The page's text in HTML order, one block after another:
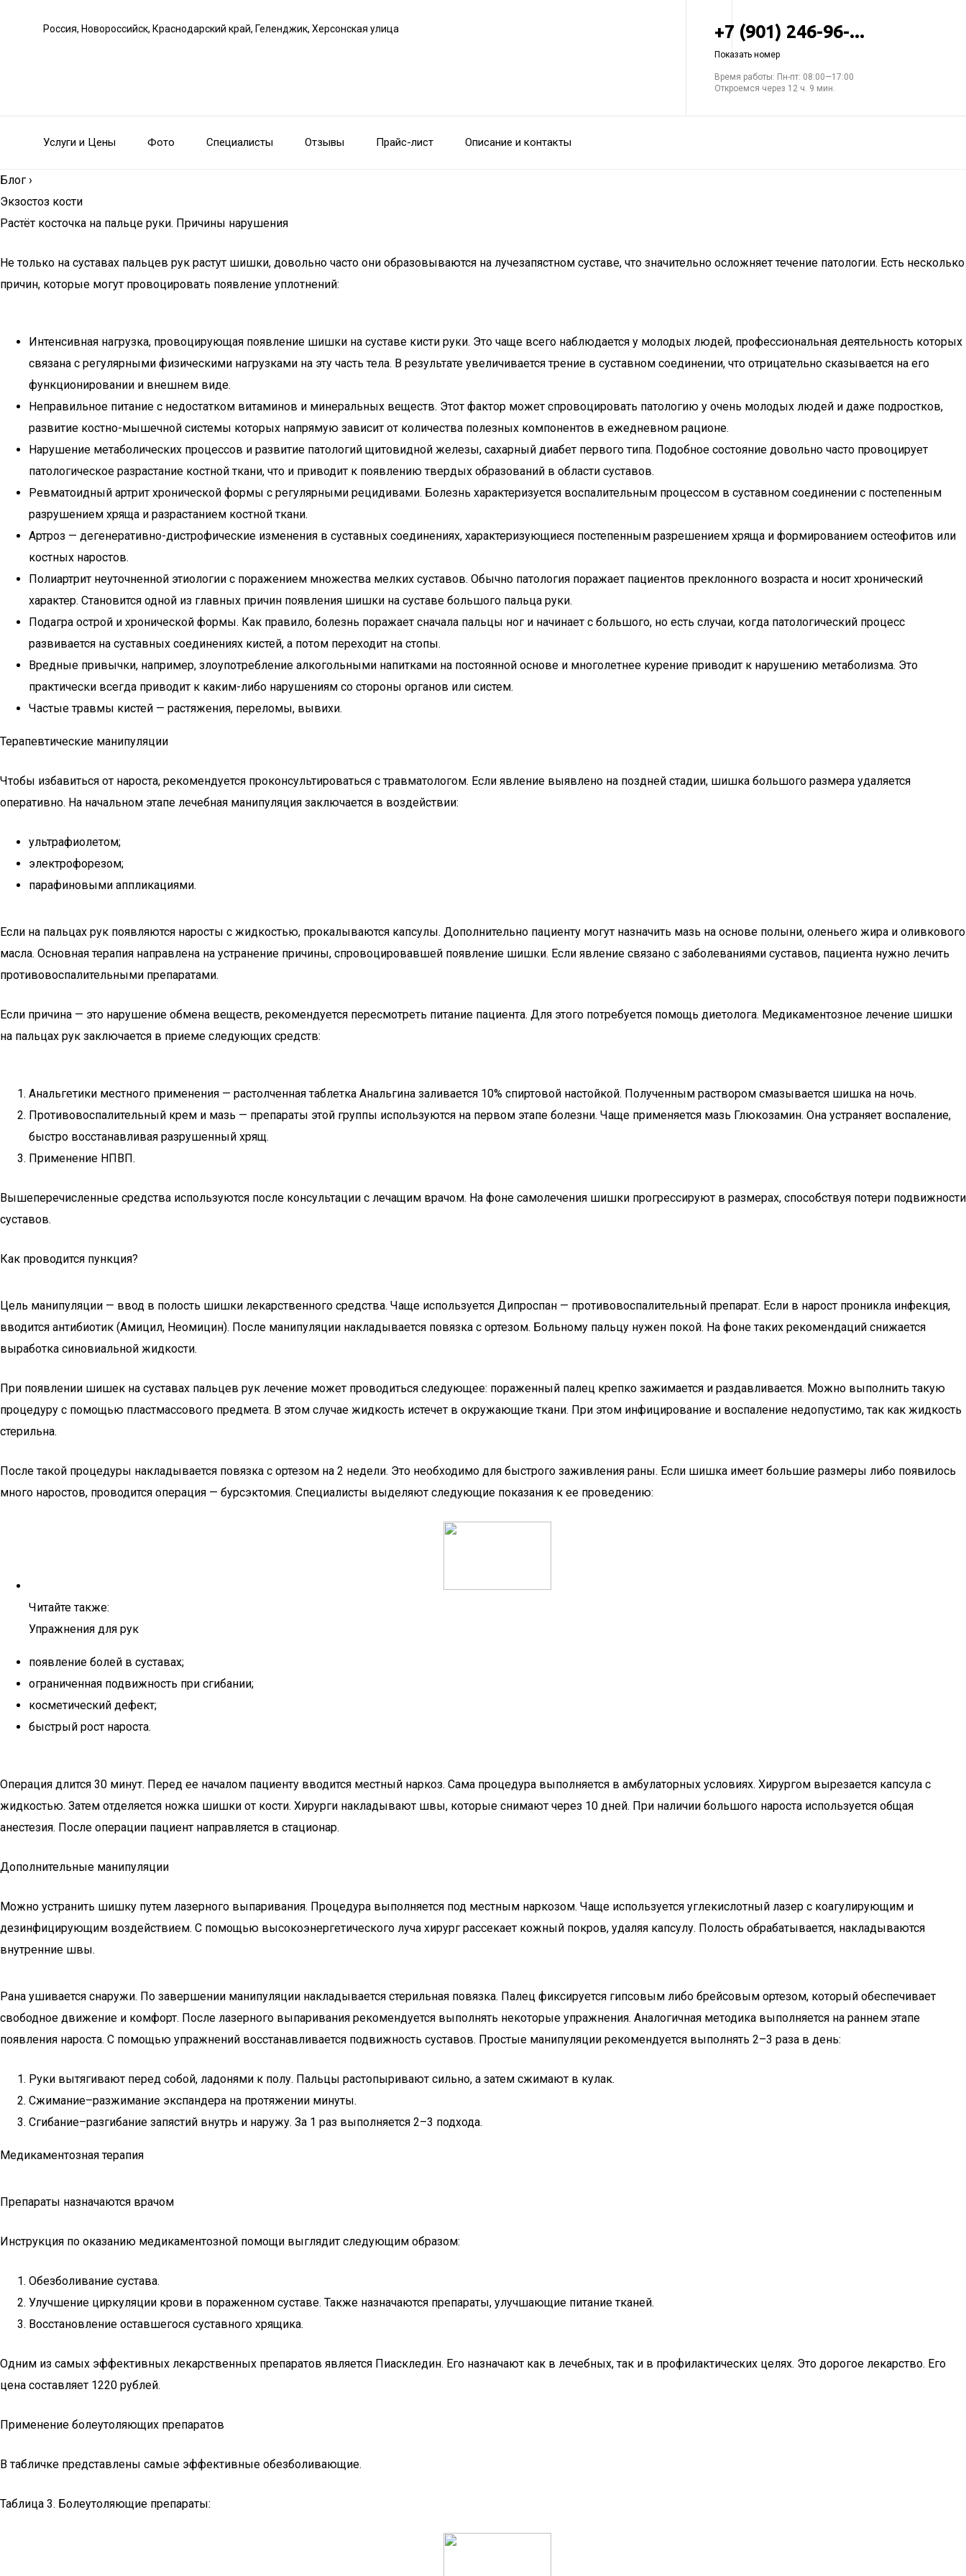
Россия, Новороссийск, Краснодарский край, Геленджик, Херсонская улица +7 (901) 246-96-...
Показать номер
Время работы: Пн-пт: 08:00—17:00
Откроемся через 12 ч. 9 мин.
Услуги и Цены Фото Специалисты Отзывы Прайс-лист Описание и контакты
Блог ›
Экзостоз кости
Растёт косточка на пальце руки. Причины нарушения
Не только на суставах пальцев рук растут шишки, довольно часто они образовываются на лучезапястном суставе, что значительно осложняет течение патологии. Есть несколько
причин, которые могут провоцировать появление уплотнений:
Интенсивная нагрузка, провоцирующая появление шишки на суставе кисти руки. Это чаще всего наблюдается у молодых людей, профессиональная деятельность которых
связана с регулярными физическими нагрузками на эту часть тела. В результате увеличивается трение в суставном соединении, что отрицательно сказывается на его
функционировании и внешнем виде.
Неправильное питание с недостатком витаминов и минеральных веществ. Этот фактор может спровоцировать патологию у очень молодых людей и даже подростков,
развитие костно-мышечной системы которых напрямую зависит от количества полезных компонентов в ежедневном рационе.
Нарушение метаболических процессов и развитие патологий щитовидной железы, сахарный диабет первого типа. Подобное состояние довольно часто провоцирует
патологическое разрастание костной ткани, что и приводит к появлению твердых образований в области суставов.
Ревматоидный артрит хронической формы с регулярными рецидивами. Болезнь характеризуется воспалительным процессом в суставном соединении с постепенным
разрушением хряща и разрастанием костной ткани.
Артроз — дегенеративно-дистрофические изменения в суставных соединениях, характеризующиеся постепенным разрешением хряща и формированием остеофитов или
костных наростов.
Полиартрит неуточненной этиологии с поражением множества мелких суставов. Обычно патология поражает пациентов преклонного возраста и носит хронический
характер. Становится одной из главных причин появления шишки на суставе большого пальца руки.
Подагра острой и хронической формы. Как правило, болезнь поражает сначала пальцы ног и начинает с большого, но есть случаи, когда патологический процесс
развивается на суставных соединениях кистей, а потом переходит на стопы.
Вредные привычки, например, злоупотребление алкогольными напитками на постоянной основе и многолетнее курение приводит к нарушению метаболизма. Это
практически всегда приводит к каким-либо нарушениям со стороны органов или систем.
Частые травмы кистей — растяжения, переломы, вывихи.
Терапевтические манипуляции
Чтобы избавиться от нароста, рекомендуется проконсультироваться с травматологом. Если явление выявлено на поздней стадии, шишка большого размера удаляется
оперативно. На начальном этапе лечебная манипуляция заключается в воздействии:
ультрафиолетом;
электрофорезом;
парафиновыми аппликациями.
Если на пальцах рук появляются наросты с жидкостью, прокалываются капсулы. Дополнительно пациенту могут назначить мазь на основе полыни, оленьего жира и оливкового
масла. Основная терапия направлена на устранение причины, спровоцировавшей появление шишки. Если явление связано с заболеваниями суставов, пациента нужно лечить
противовоспалительными препаратами.
Если причина — это нарушение обмена веществ, рекомендуется пересмотреть питание пациента. Для этого потребуется помощь диетолога. Медикаментозное лечение шишки
на пальцах рук заключается в приеме следующих средств:
Анальгетики местного применения — растолченная таблетка Анальгина заливается 10% спиртовой настойкой. Полученным раствором смазывается шишка на ночь.
Противовоспалительный крем и мазь — препараты этой группы используются на первом этапе болезни. Чаще применяется мазь Глюкозамин. Она устраняет воспаление,
быстро восстанавливая разрушенный хрящ.
Применение НПВП.
Вышеперечисленные средства используются после консультации с лечащим врачом. На фоне самолечения шишки прогрессируют в размерах, способствуя потери подвижности
суставов.
Как проводится пункция?
Цель манипуляции — ввод в полость шишки лекарственного средства. Чаще используется Дипроспан — противовоспалительный препарат. Если в нарост проникла инфекция,
вводится антибиотик (Амицил, Неомицин). После манипуляции накладывается повязка с ортезом. Больному пальцу нужен покой. На фоне таких рекомендаций снижается
выработка синовиальной жидкости.
При появлении шишек на суставах пальцев рук лечение может проводиться следующее: пораженный палец крепко зажимается и раздавливается. Можно выполнить такую
процедуру с помощью пластмассового предмета. В этом случае жидкость истечет в окружающие ткани. При этом инфицирование и воспаление недопустимо, так как жидкость
стерильна.
После такой процедуры накладывается повязка с ортезом на 2 недели. Это необходимо для быстрого заживления раны. Если шишка имеет большие размеры либо появилось
много наростов, проводится операция — бурсэктомия. Специалисты выделяют следующие показания к ее проведению:
Читайте также:
Упражнения для рук
появление болей в суставах;
ограниченная подвижность при сгибании;
косметический дефект;
быстрый рост нароста.
Операция длится 30 минут. Перед ее началом пациенту вводится местный наркоз. Сама процедура выполняется в амбулаторных условиях. Хирургом вырезается капсула с
жидкостью. Затем отделяется ножка шишки от кости. Хирурги накладывают швы, которые снимают через 10 дней. При наличии большого нароста используется общая
анестезия. После операции пациент направляется в стационар.
Дополнительные манипуляции
Можно устранить шишку путем лазерного выпаривания. Процедура выполняется под местным наркозом. Чаще используется углекислотный лазер с коагулирующим и
дезинфицирующим воздействием. С помощью высокоэнергетического луча хирург рассекает кожный покров, удаляя капсулу. Полость обрабатывается, накладываются
внутренние швы.
Рана ушивается снаружи. По завершении манипуляции накладывается стерильная повязка. Палец фиксируется гипсовым либо брейсовым ортезом, который обеспечивает
свободное движение и комфорт. После лазерного выпаривания рекомендуется выполнять некоторые упражнения. Аналогичная методика выполняется на раннем этапе
появления нароста. С помощью упражнений восстанавливается подвижность суставов. Простые манипуляции рекомендуется выполнять 2–3 раза в день:
Руки вытягивают перед собой, ладонями к полу. Пальцы растопыривают сильно, а затем сжимают в кулак.
Сжимание–разжимание экспандера на протяжении минуты.
Сгибание–разгибание запястий внутрь и наружу. За 1 раз выполняется 2–3 подхода.
Медикаментозная терапия
Препараты назначаются врачом
Инструкция по оказанию медикаментозной помощи выглядит следующим образом:
Обезболивание сустава.
Улучшение циркуляции крови в пораженном суставе. Также назначаются препараты, улучшающие питание тканей.
Восстановление оставшегося суставного хрящика.
Одним из самых эффективных лекарственных препаратов является Пиаскледин. Его назначают как в лечебных, так и в профилактических целях. Это дорогое лекарство. Его
цена составляет 1220 рублей.
Применение болеутоляющих препаратов
В табличке представлены самые эффективные обезболивающие.
Таблица 3. Болеутоляющие препараты: